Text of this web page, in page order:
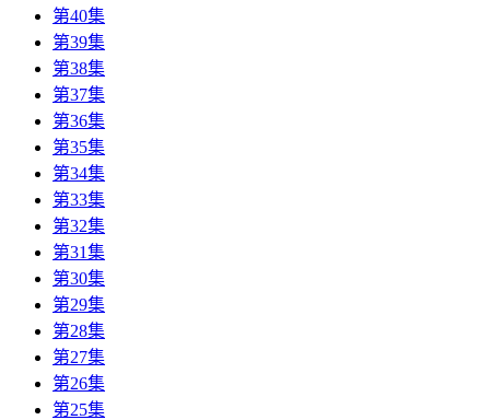
第40集
第39集
第38集
第37集
第36集
第35集
第34集
第33集
第32集
第31集
第30集
第29集
第28集
第27集
第26集
第25集